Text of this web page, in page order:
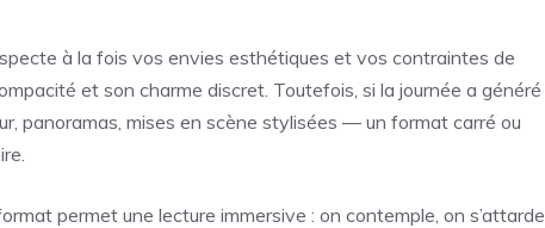
à la fois vos envies esthétiques et vos contraintes de
et son charme discret. Toutefois, si la journée a généré
panoramas, mises en scène stylisées — un format carré ou
permet une lecture immersive : on contemple, on s’attarde